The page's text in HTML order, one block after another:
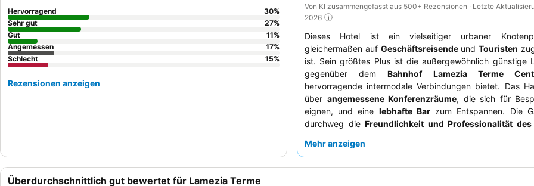
Von KI zusammengefasst aus 500+ Rezensionen · Letzte
2026
Dieses Hotel ist ein vielseitiger urbaner
gleichermaßen auf GeschäftsreisendeundTouristen
ist. Sein größtes Plus ist die außergewöhnlich günstige
gegenüber demBahnhof Lamezia Terme
hervorragende intermodale Verbindungen bietet. Das
über angemessene Konferenzräume, die sich für
eignen, und eine lebhafte Barzum Entspannen. Die
durchweg die Freundlichkeit und Professionalität des
Für einen ruhigeren Aufenthalt könnten Zimmer, die
Mehr anzeigen
Überdurchschnittlich gut bewertet für Lamezia Terme
Hervorragend 30%
Sehr gut
27%
Gut
11%
Angemessen
17%
Schlecht
15%
Rezensionen anzeigen